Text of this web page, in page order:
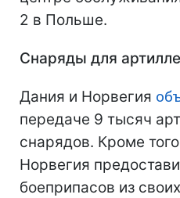
2 в Польше.
Снаряды для
Дания и Норвегия
передаче 9 тысяч
снарядов. Кроме
Норвегия
боеприпасов из